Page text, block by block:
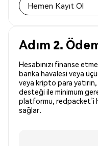
Hemen Kayıt Ol
Adım 2.
Hesabınızı finanse
banka havalesi veya
veya kripto para
desteği ile minimum
platformu, redpacket’i
sağlar.